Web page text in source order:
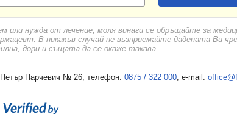
или нужда от лечение, моля винаги се обръщайте за
В никакъв случай не възприемайте дадената Ви
дори и същата да се окаже такава.
Парчевич № 26, телефон: 0875 / 322 000, e-mail: